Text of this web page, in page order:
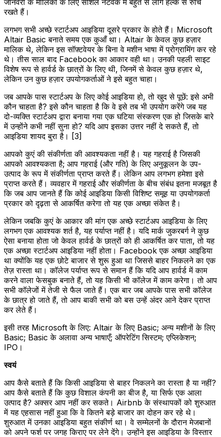
रखते हैं।
लगभग सभी अच्छे स्टार्टअप आइडिया दूसरे प्रकार के होते हैं। Microsoft
Altair Basic बनाते समय एक कुआँ था। Altair के केवल कुछ हज़ार
मालिक थे, लेकिन इस सॉफ़्टवेयर के बिना वे मशीन भाषा में प्रोग्रामिंग कर रहे
थे। तीस साल बाद Facebook का आकार वही था। उनकी पहली साइट
विशेष रूप से हार्वर्ड के छात्रों के लिए थी, जिनमें से केवल कुछ हज़ार थे,
लेकिन उन कुछ हज़ार उपयोगकर्ताओं ने इसे बहुत चाहा।
जब आपके पास स्टार्टअप के लिए कोई आइडिया हो, तो खुद से पूछें: इसे अभी
कौन चाहता है? इसे कौन चाहता है कि वे इसे तब भी उपयोग करेंगे जब यह
दो-व्यक्ति स्टार्टअप द्वारा बनाया गया एक घटिया संस्करण एक हो जिसके बारे
में उन्होंने कभी नहीं सुना हो? यदि आप इसका उत्तर नहीं दे सकते हैं, तो
आइडिया शायद बुरा है। [3]
आपको कुएं की संकीर्णता की आवश्यकता नहीं है। यह गहराई है जिसकी
आपको आवश्यकता है; आप गहराई (और गति) के लिए अनुकूलन के उप-
उत्पाद के रूप में संकीर्णता प्राप्त करते हैं। लेकिन आप लगभग हमेशा इसे
प्राप्त करते हैं। व्यवहार में गहराई और संकीर्णता के बीच संबंध इतना मजबूत है
कि जब आप जानते हैं कि कोई आइडिया किसी विशिष्ट समूह या उपयोगकर्ता
प्रकार को दृढ़ता से आकर्षित करेगा तो यह एक अच्छा संकेत है।
लेकिन जबकि कुएं के आकार की मांग एक अच्छे स्टार्टअप आइडिया के लिए
लगभग एक आवश्यक शर्त है, यह पर्याप्त नहीं है। यदि मार्क जुकरबर्ग ने कुछ
ऐसा बनाया होता जो केवल हार्वर्ड के छात्रों को ही आकर्षित कर पाता, तो यह
एक अच्छा स्टार्टअप आइडिया नहीं होता। Facebook एक अच्छा आइडिया
था क्योंकि यह एक छोटे बाजार से शुरू हुआ था जिससे बाहर निकलने का एक
तेज़ रास्ता था। कॉलेज पर्याप्त रूप से समान हैं कि यदि आप हार्वर्ड में काम
करने वाला फेसबुक बनाते हैं, तो यह किसी भी कॉलेज में काम करेगा। तो आप
सभी कॉलेजों में तेजी से फैल जाते हैं। एक बार जब आपके पास सभी कॉलेज
के छात्र हो जाते हैं, तो आप बाकी सभी को बस उन्हें अंदर आने देकर प्राप्त
कर लेते हैं।
इसी तरह Microsoft के लिए: Altair के लिए Basic; अन्य मशीनों के लिए
Basic; Basic के अलावा अन्य भाषाएँ; ऑपरेटिंग सिस्टम; एप्लिकेशन;
IPO।
स्वयं
आप कैसे बताते हैं कि किसी आइडिया से बाहर निकलने का रास्ता है या नहीं?
आप कैसे बताते हैं कि कुछ विशाल कंपनी का बीज है, या सिर्फ एक आला
उत्पाद है? अक्सर आप नहीं कर सकते। Airbnb के संस्थापकों को शुरुआत
में यह एहसास नहीं हुआ कि वे कितने बड़े बाजार का दोहन कर रहे थे।
शुरुआत में उनका आइडिया बहुत संकीर्ण था। वे सम्मेलनों के दौरान मेजबानों
को अपने फर्श पर जगह किराए पर लेने देंगे। उन्होंने इस आइडिया के विस्तार